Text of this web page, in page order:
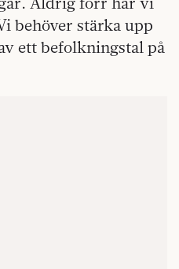
behöver stärka upp
ett befolkningstal på